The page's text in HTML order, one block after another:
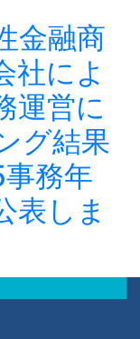
金融商
社によ
運営に
グ結果
務年
表しま